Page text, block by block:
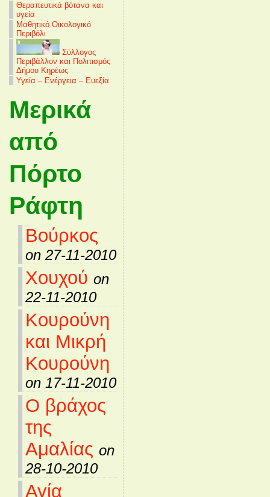
Θεραπευτικά βότανα και
υγεία
Μαθητικό Οικολογικό
Περιβόλι
Σύλλογος
Περιβάλλον και Πολιτισμός
Δήμου Κηρέως
Υγεία – Ενέργεια – Ευεξία
Μερικά
από
Πόρτο
Ράφτη
Βούρκος
on 27-11-2010
Χουχού on
22-11-2010
Κουρούνη
και Μικρή
Κουρούνη
on 17-11-2010
Ο βράχος
της
Αμαλίας on
28-10-2010
Αγία